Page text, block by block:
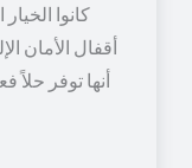
كانوا
أقفال الأمان
أنها توفر حلاً